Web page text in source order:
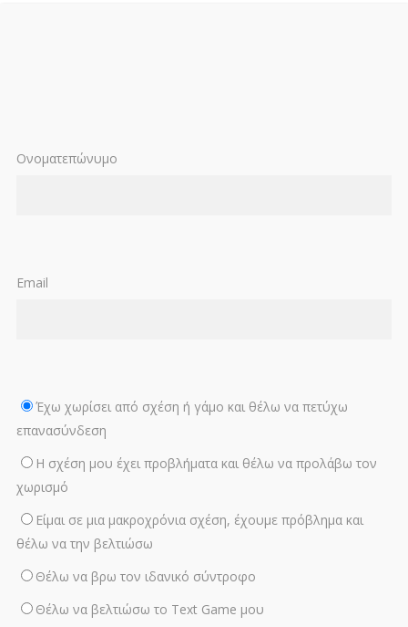
Ονοματεπώνυμο
Email
Έχω χωρίσει από σχέση ή γάμο και θέλω να πετύχω
επανασύνδεση
Η σχέση μου έχει προβλήματα και θέλω να προλάβω τον
χωρισμό
Είμαι σε μια μακροχρόνια σχέση, έχουμε πρόβλημα και
θέλω να την βελτιώσω
Θέλω να βρω τον ιδανικό σύντροφο
Θέλω να βελτιώσω το Text Game μου